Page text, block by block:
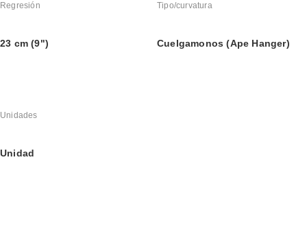
Regresión
23 cm (9")
Tipo/curvatura
Cuelgamonos (Ape Hanger)
Unidades
Unidad